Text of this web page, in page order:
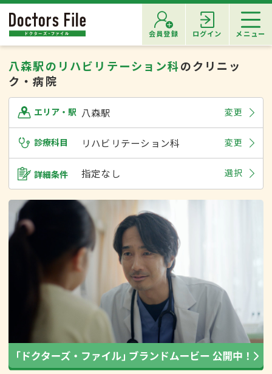
会員登録 ログイン メニュー
八森駅のリハビリテーション科のクリニッ
ク・病院
エリア・駅 八森駅 変更
診療科目 リハビリテーション科 変更
詳細条件 指定なし 選択